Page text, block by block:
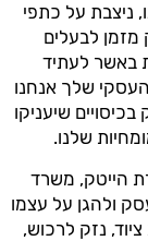
ניצבת על כתפי
לבעלים
באשר לעתיד
שלך אנחנו
שיעניקו
שלנו.
הייטק, משרד
ולהגן על עצמו
נזק לרכוש,